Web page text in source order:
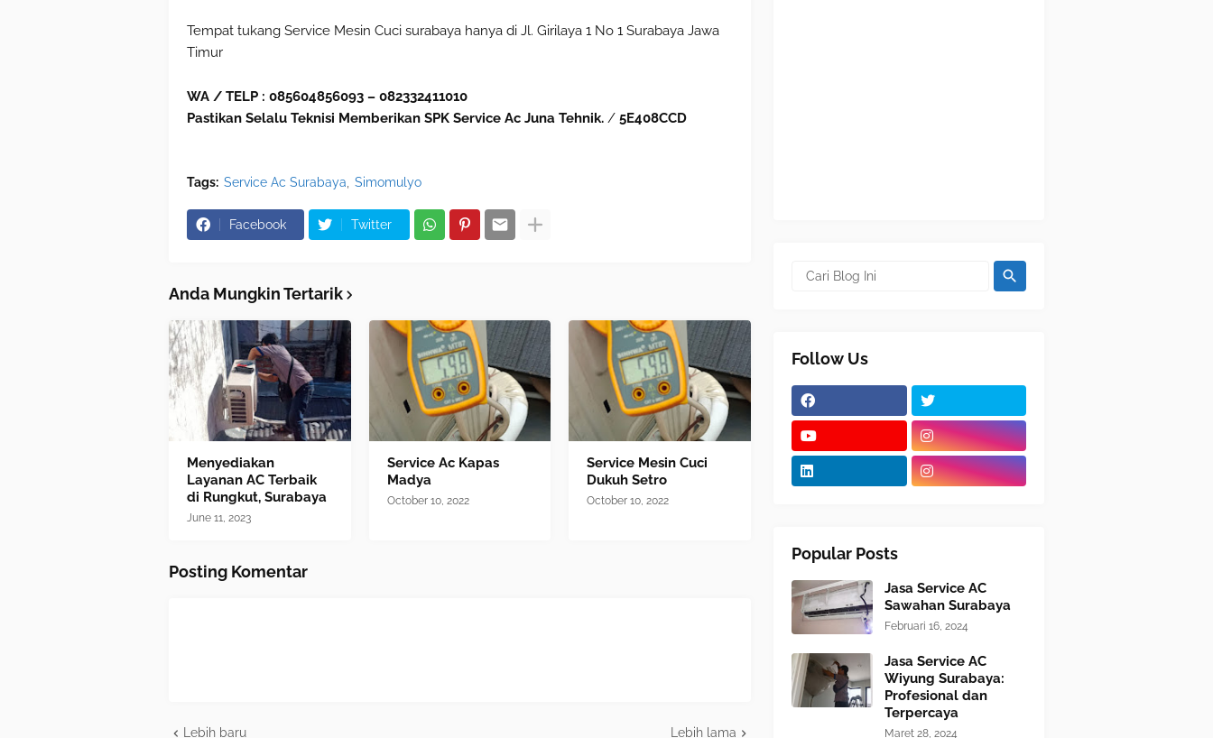
Tempat tukang Service Mesin Cuci surabaya hanya di Jl. Girilaya 1 No 1 Surabaya Jawa
Timur
WA / TELP : 085604856093 – 082332411010
Pastikan Selalu Teknisi Memberikan SPK Service Ac Juna Tehnik. / 5E408CCD
Tags: Service Ac Surabaya Simomulyo
Facebook Twitter
Anda Mungkin Tertarik
Menyediakan
Layanan AC Terbaik
di Rungkut, Surabaya
June 11, 2023
Service Ac Kapas
Madya
October 10, 2022
Service Mesin Cuci
Dukuh Setro
October 10, 2022
Posting Komentar
Lebih baru Lebih lama
Follow Us
Popular Posts
Jasa Service AC
Sawahan Surabaya
Februari 16, 2024
Jasa Service AC
Wiyung Surabaya:
Profesional dan
Terpercaya
Maret 28, 2024